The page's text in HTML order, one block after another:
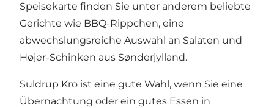
Speisekarte finden Sie unter anderem beliebte
Gerichte wie BBQ-Rippchen, eine
abwechslungsreiche Auswahl an Salaten und
Højer-Schinken aus Sønderjylland.
Suldrup Kro ist eine gute Wahl, wenn Sie eine
Übernachtung oder ein gutes Essen in